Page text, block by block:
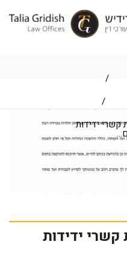
/
/
קשרי ידידות
ידידות